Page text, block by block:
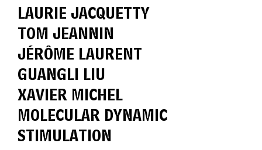
LAURIE JACQUETTY
TOM JEANNIN
JÉRÔME LAURENT
GUANGLI LIU
XAVIER MICHEL
MOLECULAR DYNAMIC
STIMULATION